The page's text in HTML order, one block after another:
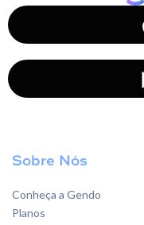
Sobre Nós
Conheça a Gendo
Planos